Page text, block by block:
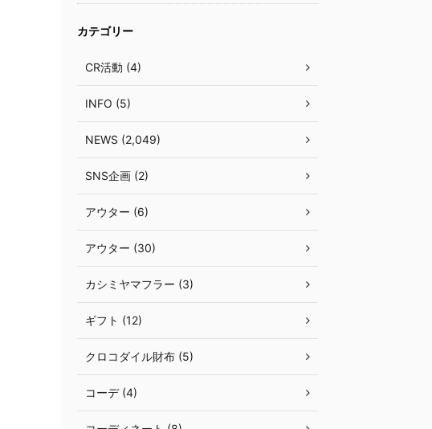
カテゴリー
CR活動 (4)
INFO (5)
NEWS (2,049)
SNS企画 (2)
アウター (6)
アウター (30)
カシミヤマフラー (3)
ギフト (12)
クロコダイル財布 (5)
コーデ (4)